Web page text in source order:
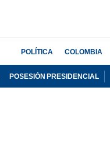
POLÍTICA COLOMBIA
POSESIÓN PRESIDENCIAL